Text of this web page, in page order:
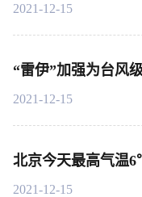
2021-12-15
“雷伊”加强为台风
2021-12-15
北京今天最高气温
2021-12-15